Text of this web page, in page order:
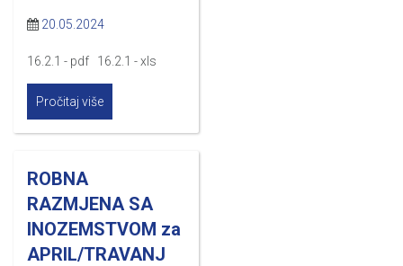
20.05.2024
16.2.1 - pdf 16.2.1 - xls
Pročitaj više
ROBNA
RAZMJENA SA
INOZEMSTVOM za
APRIL/TRAVANJ